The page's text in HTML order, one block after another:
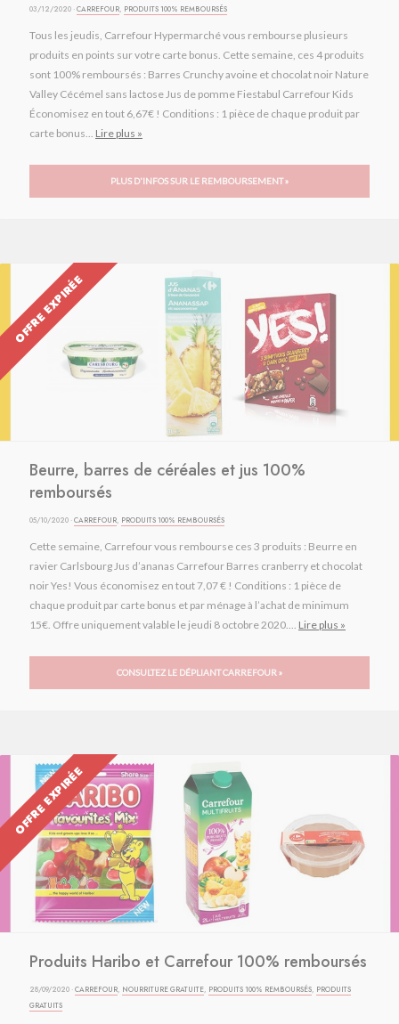
03/12/2020 ·CARREFOUR, PRODUITS 100% REMBOURSÉS
Tous les jeudis, Carrefour Hypermarché vous rembourse plusieurs
produits en points sur votre carte bonus. Cette semaine, ces 4 produits
sont 100% remboursés : Barres Crunchy avoine et chocolat noir Nature
Valley Cécémel sans lactose Jus de pomme Fiestabul Carrefour Kids
Économisez en tout 6,67€ ! Conditions : 1 pièce de chaque produit par
carte bonus... Lire plus »
PLUS D'INFOS SUR LE REMBOURSEMENT »
OFFRE EXPIRÉE
Beurre, barres de céréales et jus 100%
remboursés
05/10/2020 ·CARREFOUR, PRODUITS 100% REMBOURSÉS
Cette semaine, Carrefour vous rembourse ces 3 produits : Beurre en
ravier Carlsbourg Jus d’ananas Carrefour Barres cranberry et chocolat
noir Yes! Vous économisez en tout 7,07 € ! Conditions : 1 pièce de
chaque produit par carte bonus et par ménage à l’achat de minimum
15€. Offre uniquement valable le jeudi 8 octobre 2020.... Lire plus »
CONSULTEZ LE DÉPLIANT CARREFOUR »
OFFRE EXPIRÉE
Produits Haribo et Carrefour 100% remboursés
28/09/2020 ·CARREFOUR, NOURRITURE GRATUITE, PRODUITS 100% REMBOURSÉS, PRODUITS
GRATUITS